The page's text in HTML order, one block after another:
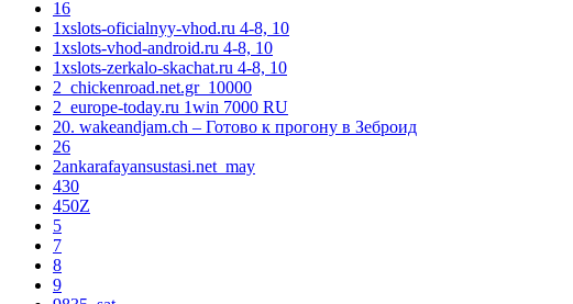
16
1xslots-oficialnyy-vhod.ru 4-8, 10
1xslots-vhod-android.ru 4-8, 10
1xslots-zerkalo-skachat.ru 4-8, 10
2_chickenroad.net.gr_10000
2_europe-today.ru 1win 7000 RU
20. wakeandjam.ch – Готово к прогону в Зеброид
26
2ankarafayansustasi.net_may
430
450Z
5
7
8
9